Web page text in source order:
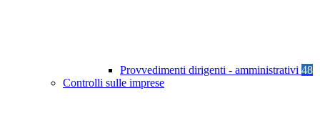
Provvedimenti dirigenti - amministrativi 48
Controlli sulle imprese